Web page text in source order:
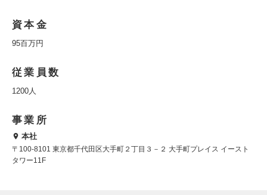
資本金
95百万円
従業員数
1200人
事業所
本社
〒100-8101 東京都千代田区大手町２丁目３－２ 大手町プレイス イースト
タワー11F